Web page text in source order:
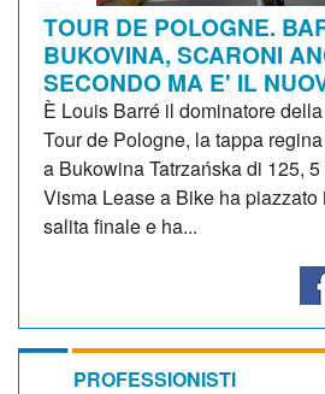
TOUR DE POLOGNE.
BUKOVINA, SCARONI
SECONDO MA E' IL
È Louis Barré il dominatore
Tour de Pologne, la tappa
a Bukowina Tatrzańska di 125,
Visma Lease a Bike ha
salita finale e ha...
PROFESSIONISTI